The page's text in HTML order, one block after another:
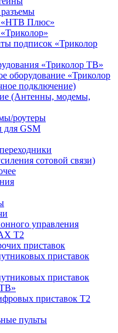
«НТВ Плюс»
подписок «Триколор
«Триколор ТВ»
оборудование «Триколор
подключение)
(Антенны, модемы,
роутеры
для GSM
сотовой связи)
управления
Т2
приставок
приставок
приставок
приставок Т2
пульты